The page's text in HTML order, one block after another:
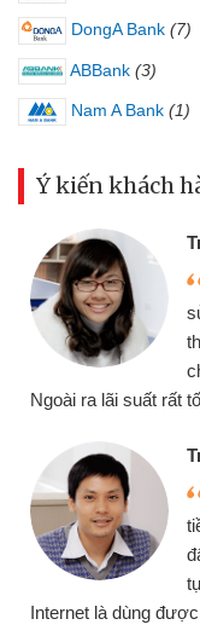
DongA Bank (7)
ABBank (3)
Nam A Bank (1)
Ý kiến khách
Ngoài ra lãi suất rất
Internet là dùng được